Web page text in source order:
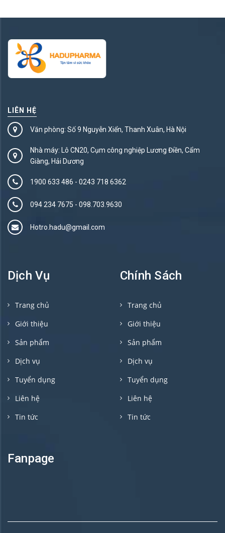
LIÊN HỆ
Văn phòng: Số 9 Nguyễn Xiển, Thanh Xuân, Hà Nội
Nhà máy: Lô CN20, Cụm công nghiệp Lương Điền, Cẩm
Giàng, Hải Dương
1900 633 486 - 0243 718 6362
094 234 7675‬ - 098.703.9630
Hotro.hadu@gmail.com
Dịch Vụ
Trang chủ
Giới thiệu
Sản phẩm
Dịch vụ
Tuyển dụng
Liên hệ
Tin tức
Chính Sách
Trang chủ
Giới thiệu
Sản phẩm
Dịch vụ
Tuyển dụng
Liên hệ
Tin tức
Fanpage